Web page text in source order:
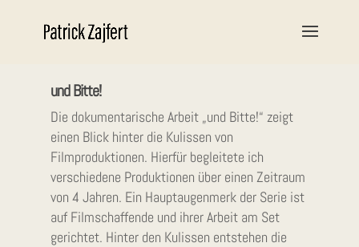
und Bitte!
Die dokumentarische Arbeit „und Bitte!“ zeigt
einen Blick hinter die Kulissen von
Filmproduktionen. Hierfür begleitete ich
verschiedene Produktionen über einen Zeitraum
von 4 Jahren. Ein Hauptaugenmerk der Serie ist
auf Filmschaffende und ihrer Arbeit am Set
gerichtet. Hinter den Kulissen entstehen die